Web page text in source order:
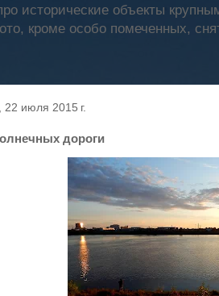
исторические объекты
кроме особо помеченных,
22 июля 2015 г.
дороги